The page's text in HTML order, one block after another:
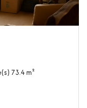
Maison 4 pièce(s) 3 chambre(s) 73.4 m²